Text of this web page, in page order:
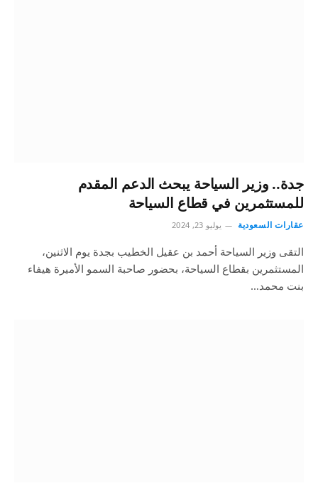
جدة.. وزير السياحة يبحث الدعم المقدم
للمستثمرين في قطاع السياحة
عقارات السعودية يوليو 23, 2024
التقى وزير السياحة أحمد بن عقيل الخطيب بجدة يوم الاثنين،
المستثمرين بقطاع السياحة، بحضور صاحبة السمو الأميرة هيفاء
بنت محمد…